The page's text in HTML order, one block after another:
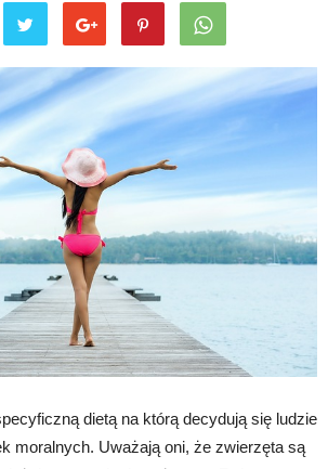
dietą na którą decydują się ludzie
moralnych. Uważają oni, że zwierzęta są